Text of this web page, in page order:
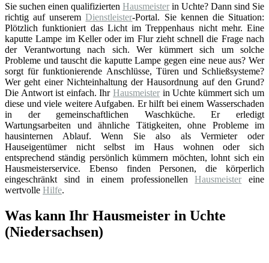
Sie suchen einen qualifizierten Hausmeister in Uchte? Dann sind Sie
richtig auf unseremDienstleister-Portal. Sie kennen die Situation:
Plötzlich funktioniert das Licht im Treppenhaus nicht mehr. Eine
kaputte Lampe im Keller oder im Flur zieht schnell die Frage nach
der Verantwortung nach sich. Wer kümmert sich um solche
Probleme und tauscht die kaputte Lampe gegen eine neue aus? Wer
sorgt für funktionierende Anschlüsse, Türen und Schließsysteme?
Wer geht einer Nichteinhaltung der Hausordnung auf den Grund?
Die Antwort ist einfach. Ihr Hausmeister in Uchte kümmert sich um
diese und viele weitere Aufgaben. Er hilft bei einem Wasserschaden
in der gemeinschaftlichen Waschküche. Er erledigt
Wartungsarbeiten und ähnliche Tätigkeiten, ohne Probleme im
hausinternen Ablauf. Wenn Sie also als Vermieter oder
Hauseigentümer nicht selbst im Haus wohnen oder sich
entsprechend ständig persönlich kümmern möchten, lohnt sich ein
Hausmeisterservice. Ebenso finden Personen, die körperlich
eingeschränkt sind in einem professionellenHausmeister eine
wertvolle Hilfe.
Was kann Ihr Hausmeister in Uchte
(Niedersachsen)